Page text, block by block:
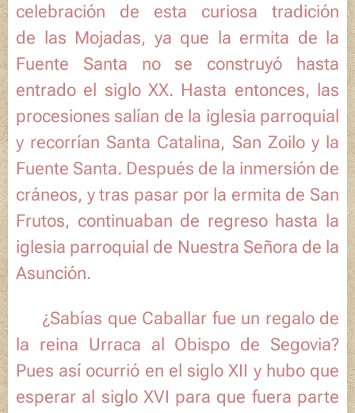
celebración de esta curiosa tradición
de las Mojadas, ya que la ermita de la
Fuente Santa no se construyó hasta
entrado el siglo XX. Hasta entonces, las
procesiones salían de la iglesia parroquial
y recorrían Santa Catalina, San Zoiloy la
Fuente Santa. Después de la inmersión de
cráneos, y tras pasar por la ermita de San
Frutos, continuaban de regreso hasta la
iglesia parroquial de Nuestra Señora de la
Asunción.
ℹ️ ¿Sabías que Caballar fue un regalo de
la reina Urraca al Obispo de Segovia?
Pues así ocurrió en el siglo XII y hubo que
esperar al siglo XVI para que fuera parte